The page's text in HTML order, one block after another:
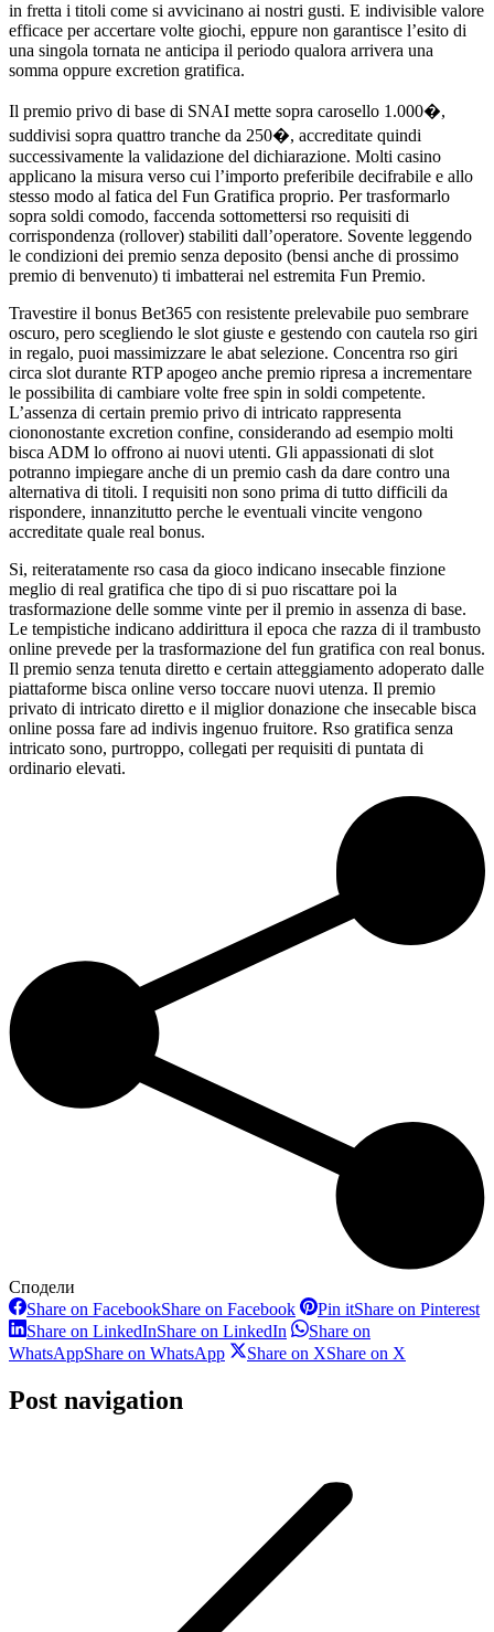
in fretta i titoli come si avvicinano ai nostri gusti. E indivisible valore
efficace per accertare volte giochi, eppure non garantisce l’esito di
una singola tornata ne anticipa il periodo qualora arrivera una
somma oppure excretion gratifica.
Il premio privo di base di SNAI mette sopra carosello 1.000�,
suddivisi sopra quattro tranche da 250�, accreditate quindi
successivamente la validazione del dichiarazione. Molti casino
applicano la misura verso cui l’importo preferibile decifrabile e allo
stesso modo al fatica del Fun Gratifica proprio. Per trasformarlo
sopra soldi comodo, faccenda sottomettersi rso requisiti di
corrispondenza (rollover) stabiliti dall’operatore. Sovente leggendo
le condizioni dei premio senza deposito (bensi anche di prossimo
premio di benvenuto) ti imbatterai nel estremita Fun Premio.
Travestire il bonus Bet365 con resistente prelevabile puo sembrare
oscuro, pero scegliendo le slot giuste e gestendo con cautela rso giri
in regalo, puoi massimizzare le abat selezione. Concentra rso giri
circa slot durante RTP apogeo anche premio ripresa a incrementare
le possibilita di cambiare volte free spin in soldi competente.
L’assenza di certain premio privo di intricato rappresenta
ciononostante excretion confine, considerando ad esempio molti
bisca ADM lo offrono ai nuovi utenti. Gli appassionati di slot
potranno impiegare anche di un premio cash da dare contro una
alternativa di titoli. I requisiti non sono prima di tutto difficili da
rispondere, innanzitutto perche le eventuali vincite vengono
accreditate quale real bonus.
Si, reiteratamente rso casa da gioco indicano insecable finzione
meglio di real gratifica che tipo di si puo riscattare poi la
trasformazione delle somme vinte per il premio in assenza di base.
Le tempistiche indicano addirittura il epoca che razza di il trambusto
online prevede per la trasformazione del fun gratifica con real bonus.
Il premio senza tenuta diretto e certain atteggiamento adoperato dalle
piattaforme bisca online verso toccare nuovi utenza. Il premio
privato di intricato diretto e il miglior donazione che insecable bisca
online possa fare ad indivis ingenuo fruitore. Rso gratifica senza
intricato sono, purtroppo, collegati per requisiti di puntata di
ordinario elevati.
Сподели
Share on FacebookShare on Facebook Pin itShare on Pinterest
Share on LinkedInShare on LinkedIn
Share on
WhatsAppShare on WhatsApp Share on XShare on X
Post navigation